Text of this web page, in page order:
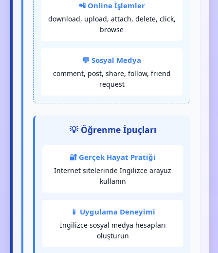
📲 Online İşlemler
download, upload, attach, delete, click,
browse
💬 Sosyal Medya
comment, post, share, follow, friend
request
💡 Öğrenme İpuçları
🔐 Gerçek Hayat Pratiği
İnternet sitelerinde İngilizce arayüz
kullanın
📱 Uygulama Deneyimi
İngilizce sosyal medya hesapları
oluşturun